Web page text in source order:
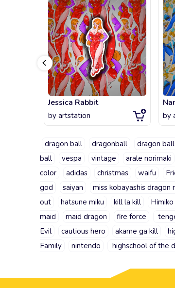
Jessica Rabbit
by artstation by
dragon ball dragonball dragon
ball
vespa vintage arale norimaki
color
adidas christmas waifu
god
saiyan miss kobayashis dragon
out
hatsune miku kill la kill
maid
maid dragon fire force
Evil
cautious hero akame ga kill
Family
nintendo highschool of the